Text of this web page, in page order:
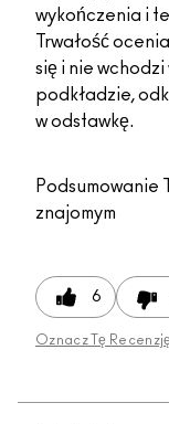
wykończenia i
Trwałość
się i nie
podkładzie,
w odstawkę.
Podsumowanie
znajomym
6
Oznacz Tę Recenzję